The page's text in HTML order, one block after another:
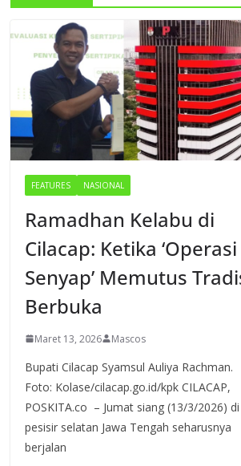
FEATURES NASIONAL
Ramadhan Kelabu di
Cilacap: Ketika ‘Operasi
Senyap’ Memutus
Berbuka
Maret 13, 2026 Mascos
Bupati Cilacap Syamsul Auliya Rachman.
Foto: Kolase/cilacap.go.id/kpk CILACAP,
POSKITA.co – Jumat siang (13/3/2026) di
pesisir selatan Jawa Tengah seharusnya
berjalan